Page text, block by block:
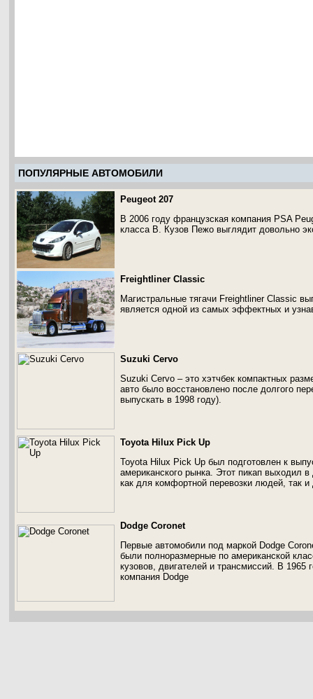
ПОПУЛЯРНЫЕ АВТОМОБИЛИ
Peugeot 207
В 2006 году французская компания PSA
класса В. Кузов Пежо выглядит довольно
Freightliner Classic
Магистральные тягачи Freightliner Classic
является одной из самых эффектных и
Suzuki Cervo
Suzuki Cervo – это хэтчбек компактных
авто было восстановлено после долгого
выпускать в 1998 году).
Toyota Hilux Pick Up
Toyota Hilux Pick Up был подготовлен к
американского рынка. Этот пикап выходил
как для комфортной перевозки людей, так и
Dodge Coronet
Первые автомобили под маркой Dodge
были полноразмерные по американской
кузовов, двигателей и трансмиссий. В 1965
компания Dodge